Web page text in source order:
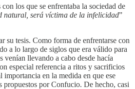
los que se enfrentaba la sociedad de
natural, será víctima de la infelicidad”
su tesis. Como forma de enfrentarse con
a lo largo de siglos que era válido para
llevando a cabo desde hacía
especial referencia a ritos y sacrificios
importancia en la medida en que ese
propuestos por Confucio. De hecho, casi